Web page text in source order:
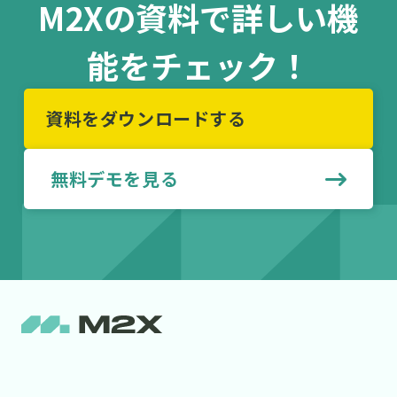
M2Xの資料で詳しい機
能をチェック！
資料をダウンロードする
無料デモを見る